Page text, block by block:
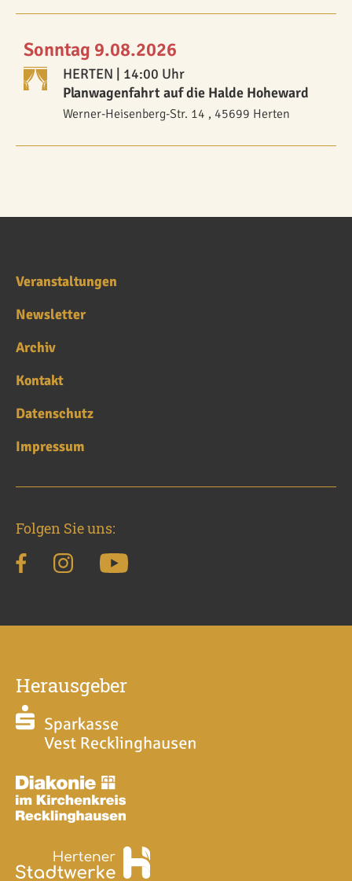
Sonntag 9.08.2026
HERTEN | 14:00 Uhr
Planwagenfahrt auf die Halde Hoheward
Werner-Heisenberg-Str. 14 , 45699 Herten
Veranstaltungen
Newsletter
Archiv
Kontakt
Datenschutz
Impressum
Folgen Sie uns:
Herausgeber